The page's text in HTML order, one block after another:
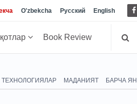
O'zbekcha Русский English
Book Review
ТЕХНОЛОГИЯЛАР МАДАНИЯТ БАРЧА